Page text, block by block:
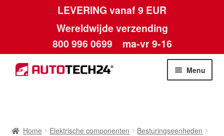
LEVERING vanaf 9 EUR
Wereldwijde verzending
800 996 0699 ma-vr 9-16
Ga
door
Ga
naar
Menu
Home Elektrische componenten
Besturingseenheden